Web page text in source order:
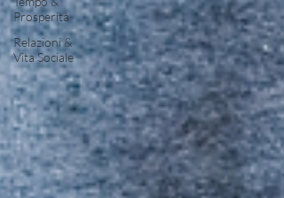
Prosperità
Relazioni &
Vita Sociale